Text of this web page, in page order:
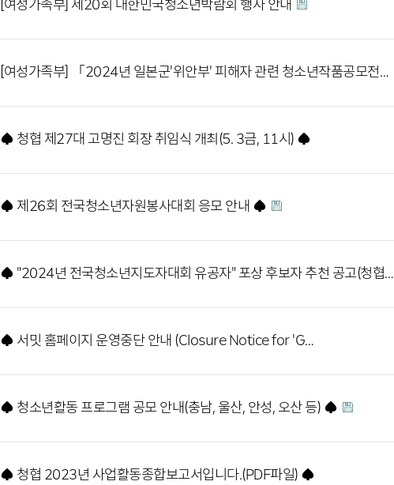
[여성가족부] 제20회 대한민국청소년박람회 행사 안내
[여성가족부] 「2024년 일본군'위안부' 피해자 관련 청소년작품공모전…
♠ 청협 제27대 고명진 회장 취임식 개최(5. 3금, 11시) ♠
♠ 제26회 전국청소년자원봉사대회 응모 안내 ♠
♠ "2024년 전국청소년지도자대회 유공자" 포상 후보자 추천 공고(청협…
♠ 서밋 홈페이지 운영중단 안내 (Closure Notice for 'G…
♠ 청소년활동 프로그램 공모 안내(충남, 울산, 안성, 오산 등) ♠
♠ 청협 2023년 사업활동종합보고서입니다.(PDF파일) ♠